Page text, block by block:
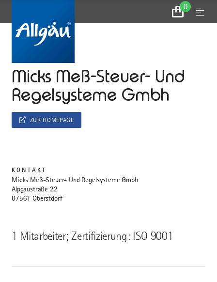
0
Zum
Warenkorb
Menu
Micks Meß-Steuer- Und
Regelsysteme Gmbh
1 Mitarbeiter; Zertifizierung: ISO 9001
ZUR HOMEPAGE
KONTAKT
Micks Meß-Steuer- Und Regelsysteme Gmbh
Alpgaustraße 22
87561 Oberstdorf